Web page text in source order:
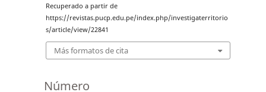
Recuperado a partir de
https://revistas.pucp.edu.pe/index.php/investigaterritorio
s/article/view/22841
Más formatos de cita
Número